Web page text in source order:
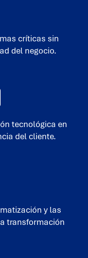
críticas sin
del negocio.
tecnológica en
del cliente.
y las
transformación